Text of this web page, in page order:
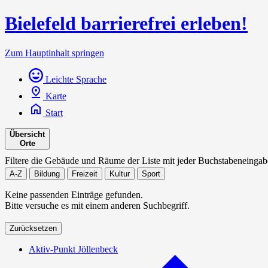
Bielefeld barrierefrei erleben!
Zum Hauptinhalt springen
Leichte Sprache
Karte
Start
Übersicht
Orte
Filtere die Gebäude und Räume der Liste mit jeder
A-Z Bildung Freizeit Kultur Sport
Keine passenden Einträge gefunden.
Bitte versuche es mit einem anderen Suchbegriff.
Zurücksetzen
Aktiv-Punkt Jöllenbeck